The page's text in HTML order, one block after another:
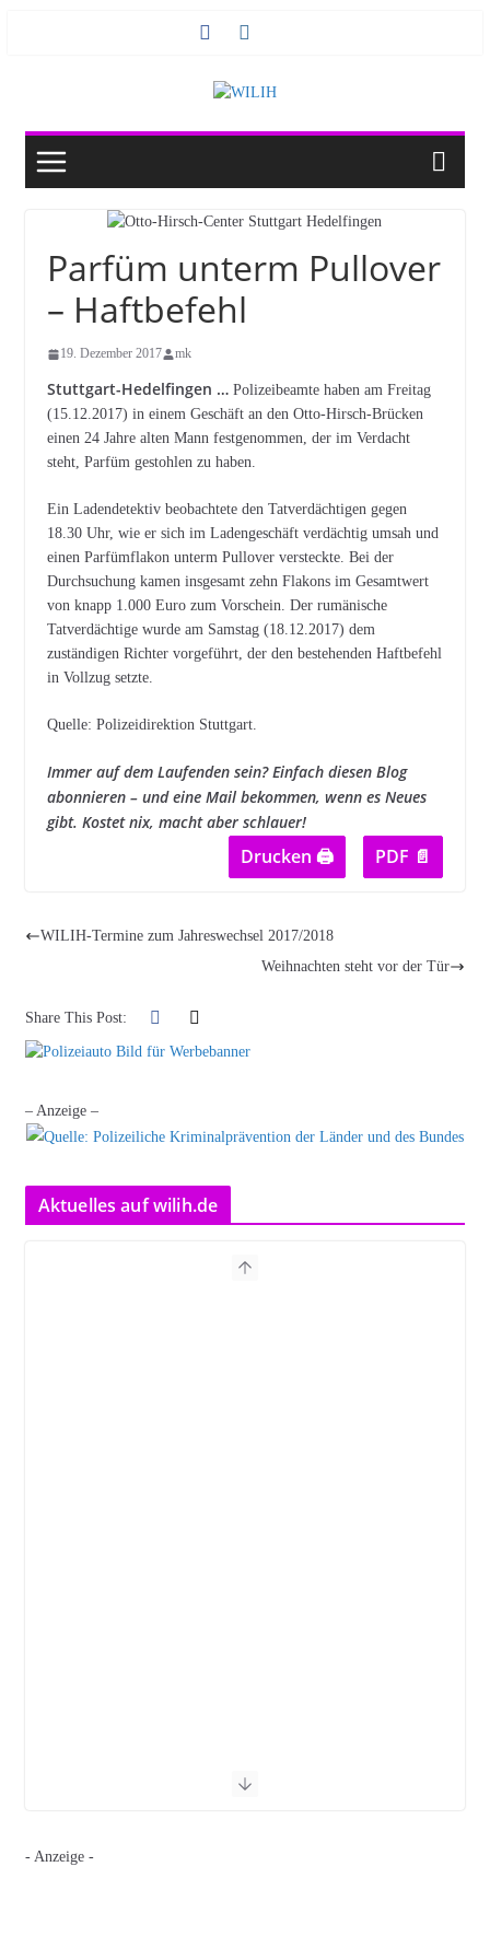
Parfüm unterm Pullover
– Haftbefehl
19. Dezember 2017 mk
Stuttgart-Hedelfingen …Polizeibeamte haben am Freitag
(15.12.2017) in einem Geschäft an den Otto-Hirsch-Brücken
einen 24 Jahre alten Mann festgenommen, der im Verdacht
steht, Parfüm gestohlen zu haben.
Ein Ladendetektiv beobachtete den Tatverdächtigen gegen
18.30 Uhr, wie er sich im Ladengeschäft verdächtig umsah und
einen Parfümflakon unterm Pullover versteckte. Bei der
Durchsuchung kamen insgesamt zehn Flakons im Gesamtwert
von knapp 1.000 Euro zum Vorschein. Der rumänische
Tatverdächtige wurde am Samstag (18.12.2017) dem
zuständigen Richter vorgeführt, der den bestehenden Haftbefehl
in Vollzug setzte.
Quelle: Polizeidirektion Stuttgart.
Immer auf dem Laufenden sein? Einfach diesen Blog
abonnieren – und eine Mail bekommen, wenn es Neues
gibt. Kostet nix, macht aber schlauer!
Drucken 🖨 PDF 📄
WILIH-Termine zum Jahreswechsel 2017/2018
Weihnachten steht vor der Tür
Share This Post:
– Anzeige –
Aktuelles auf wilih.de
- Anzeige -